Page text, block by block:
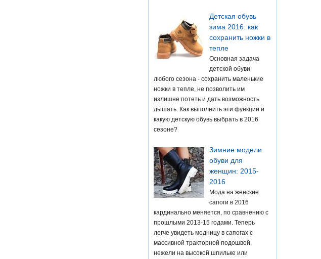
Детская обувь
зима 2016: как
сохранить ножки в
тепле
Основная задача
детской обуви
любого сезона - сохранить маленькие
ножки в тепле, не позволить им
излишне потеть и дать возможность
дышать. Как выполнить эти функции и
какую детскую обувь выбрать в 2016
сезоне?
Зимние модели
обуви для
женщин: 2015-
2016
Мода на женские
сапоги в 2016
кардинально меняется, по сравнению с
прошлыми 2013-15 годами. Теперь
легче увидеть модницу в сапогах с
массивной тракторной подошвой,
нежели на высокой шпильке или